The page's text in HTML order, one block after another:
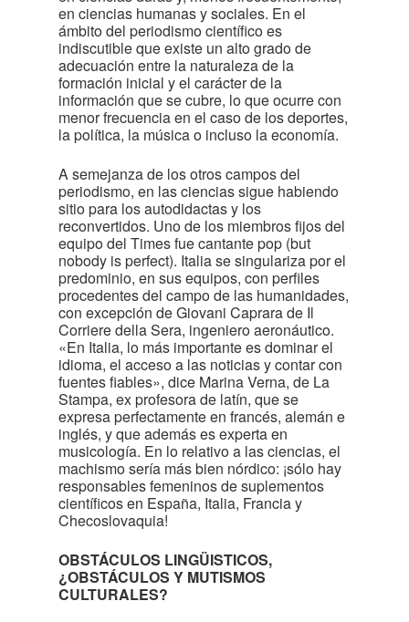
en ciencias humanas y sociales. En el
ámbito del periodismo científico es
indiscutible que existe un alto grado de
adecuación entre la naturaleza de la
formación inicial y el carácter de la
información que se cubre, lo que ocurre con
menor frecuencia en el caso de los deportes,
la política, la música o incluso la economía.
A semejanza de los otros campos del
periodismo, en las ciencias sigue habiendo
sitio para los autodidactas y los
reconvertidos. Uno de los miembros fijos del
equipo del Times fue cantante pop (but
nobody is perfect). Italia se singulariza por el
predominio, en sus equipos, con perfiles
procedentes del campo de las humanidades,
con excepción de Giovani Caprara de Il
Corriere della Sera, ingeniero aeronáutico.
«En Italia, lo más importante es dominar el
idioma, el acceso a las noticias y contar con
fuentes fiables», dice Marina Verna, de La
Stampa, ex profesora de latín, que se
expresa perfectamente en francés, alemán e
inglés, y que además es experta en
musicología. En lo relativo a las ciencias, el
machismo sería más bien nórdico: ¡sólo hay
responsables femeninos de suplementos
científicos en España, Italia, Francia y
Checoslovaquia!
OBSTÁCULOS LINGÜISTICOS,
¿OBSTÁCULOS Y MUTISMOS
CULTURALES?